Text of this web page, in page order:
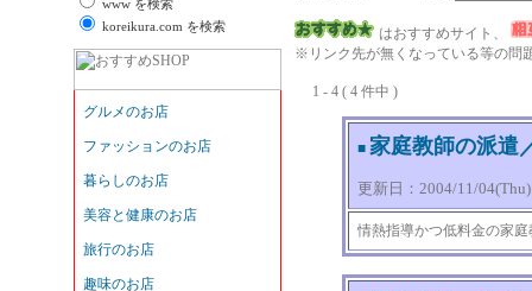
www を検索
koreikura.com を検索
はおすすめサイト、
※リンク先が無くなっている等の問
1 - 4 ( 4 件中 )
■ 家庭教師の派遣
更新日：2004/11/
情熱指導かつ低料金の家